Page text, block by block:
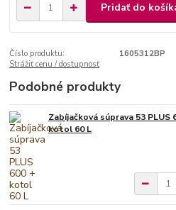
Pridať do
Číslo produktu:
1605312BP
Strážiť cenu / dostupnosť
Podobné produkty
Zabíjačková súprava 53 PLUS
kotol 60 L